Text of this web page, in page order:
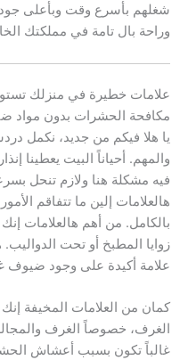
شغلهم بأسرع وقت وبأعلى
وراحة بال تامة في مملكتك
علامات خطيرة في منزلك
مكافحة الحشرات بدون مواد
يا هلا فيكم من جديد، نكمل
والمهم. أحياناً البيت يعطينا
فيه مشكلة هنا ولازم تنحل
هالعلامات إلين ما تتفاقم
بالكامل. من أهم هالعلامات
زوايا المطبخ أو تحت
علامة أكيدة على وجود
كمان من العلامات المخيفة
الغرف، خصوصاً الغرف
غالباً تكون بسبب أعشاش